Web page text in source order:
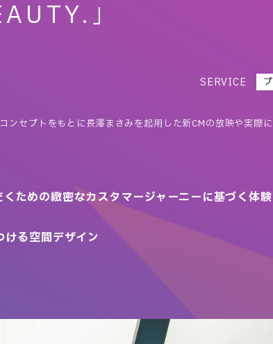
」
SERVICE
セプトをもとに長澤まさみを起用した新CMの放映や実際
ための緻密なカスタマージャーニーに基づく体
ける空間デザイン